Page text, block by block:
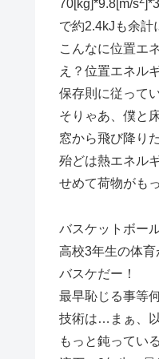
70[kg]*9.8[m/s
で約2.4kJも余計
こんなに位置エ
え？位置エネル
保存則に従って
そりゃあ、僕と
窓から飛び降り
殆どは熱エネル
せめて荷物がも
バスケットボー
高校3年生の体育
バスケだー！
最早恥じる事等
技術は…まぁ、
もっと鈍ってい